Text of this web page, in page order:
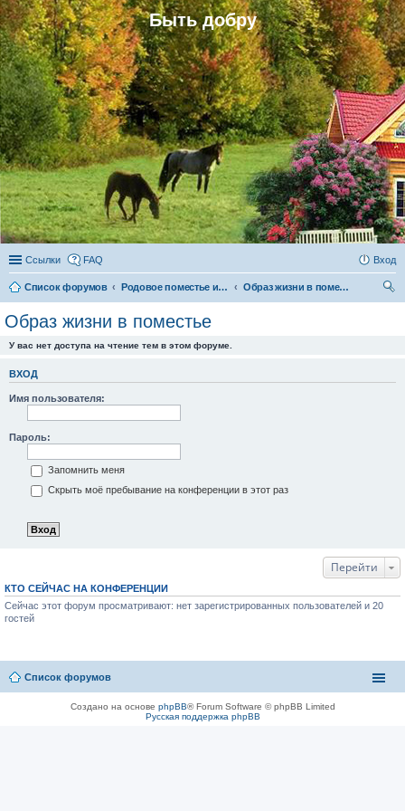
Быть добру
Ссылки FAQ Вход
Список форумов Родовое поместье и родовое поселение
Образ жизни в поместье
Образ жизни в поместье
У вас нет доступа на чтение тем в этом форуме.
ВХОД
Имя пользователя:
Пароль:
Запомнить меня
Скрыть моё пребывание на конференции в этот раз
Перейти
КТО СЕЙЧАС НА КОНФЕРЕНЦИИ
Сейчас этот форум просматривают: нет зарегистрированных пользователей и 20
гостей
Список форумов
Создано на основе phpBB® Forum Software © phpBB Limited
Русская поддержка phpBB